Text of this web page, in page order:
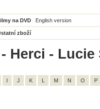
na DVD English version
zboží
Herci -
I J K L M N O P